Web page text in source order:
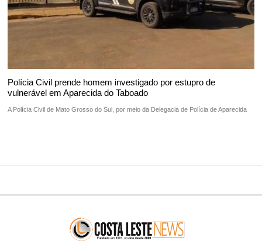
Polícia Civil prende homem investigado por estupro de
vulnerável em Aparecida do Taboado
A Polícia Civil de Mato Grosso do Sul, por meio da Delegacia de Polícia de Aparecida